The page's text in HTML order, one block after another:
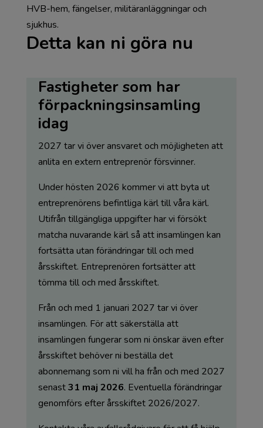
HVB-hem, fängelser, militäranläggningar och
sjukhus.
Detta kan ni göra nu
Fastigheter som har
förpackningsinsamling
idag
2027 tar vi över ansvaret och möjligheten att
anlita en extern entreprenör försvinner.
Under hösten 2026 kommer vi att byta ut
entreprenörens befintliga kärl till våra kärl.
Utifrån tillgängliga uppgifter har vi försökt
matcha nuvarande kärl så att insamlingen kan
fortsätta utan förändringar till och med
årsskiftet. Entreprenören fortsätter att
tömma till och med årsskiftet.
Från och med 1 januari 2027 tar vi över
insamlingen. För att säkerställa att
insamlingen fungerar som ni önskar även efter
årsskiftet behöver ni beställa det
abonnemang som ni vill ha från och med 2027
senast31 maj 2026. Eventuella förändringar
genomförs efter årsskiftet 2026/2027.